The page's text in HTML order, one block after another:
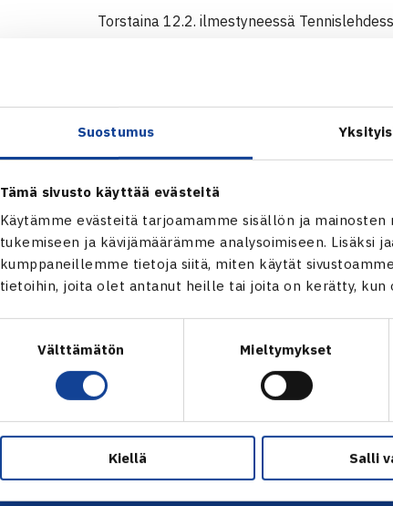
Suostumus
Tämä sivusto käyttää evästeitä
Käytämme evästeitä tarjoamamme sisällön ja mainosten
tukemiseen ja kävijämäärämme analysoimiseen. Lisäksi
kumppaneillemme tietoja siitä, miten käytät
tietoihin, joita olet antanut heille tai joita on kerätty, kun
Välttämätön Mieltymykset
Kiellä Salli
Torstaina 12.2. ilmestyneessä
yhteistyötä Jarkko Niemisen ja Emma
Paukun ja Ahosen yhteistyö päättyi 1,5
Jaa:
← Edellinen